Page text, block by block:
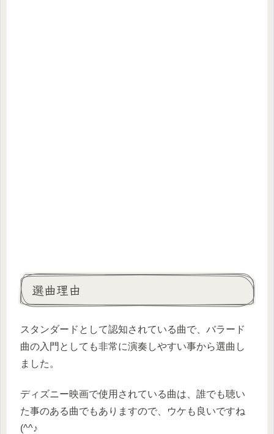
選曲理由
スタンダードとして認知されている曲で、バラード
曲の入門としても非常に演奏しやすい事から選曲し
ました。
ディズニー映画で使用されている曲は、誰でも聴い
た事のある曲でもありますので、ウケも良いですね
(^^♪